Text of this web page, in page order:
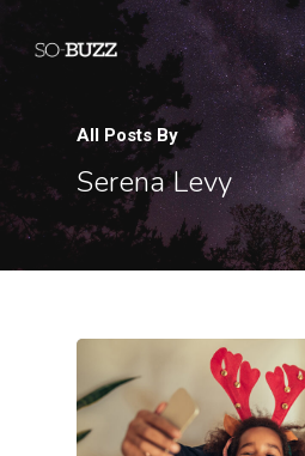
All Posts By
Serena Levy